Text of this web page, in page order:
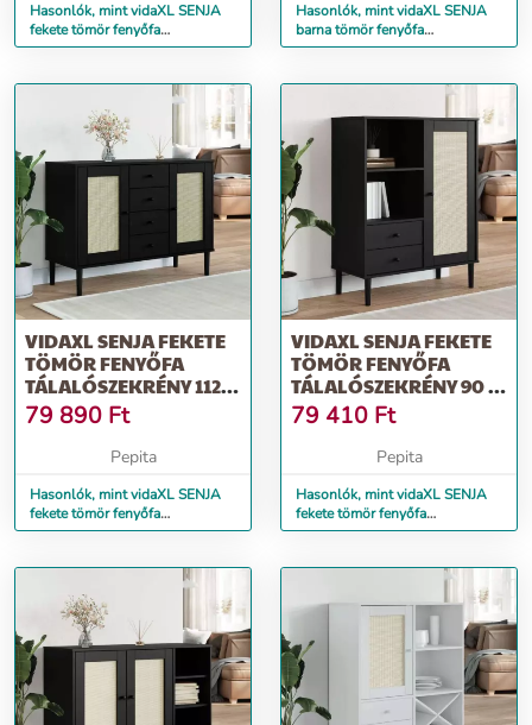
Hasonlók, mint vidaXL SENJA
fekete tömör fenyőfa
tálalószekrény 80 x 40 x 80 cm
Hasonlók, mint vidaXL SENJA
barna tömör fenyőfa
tálalószekrény 112 x 40 x 80 cm
VIDAXL SENJA FEKETE
TÖMÖR FENYŐFA
TÁLALÓSZEKRÉNY 112 X
40 X 80 CM
79 890 Ft
Pepita
Hasonlók, mint vidaXL SENJA
fekete tömör fenyőfa
tálalószekrény 112 x 40 x 80 cm
VIDAXL SENJA FEKETE
TÖMÖR FENYŐFA
TÁLALÓSZEKRÉNY 90 X
40 X 112 CM
79 410 Ft
Pepita
Hasonlók, mint vidaXL SENJA
fekete tömör fenyőfa
tálalószekrény 90 x 40 x 112 cm